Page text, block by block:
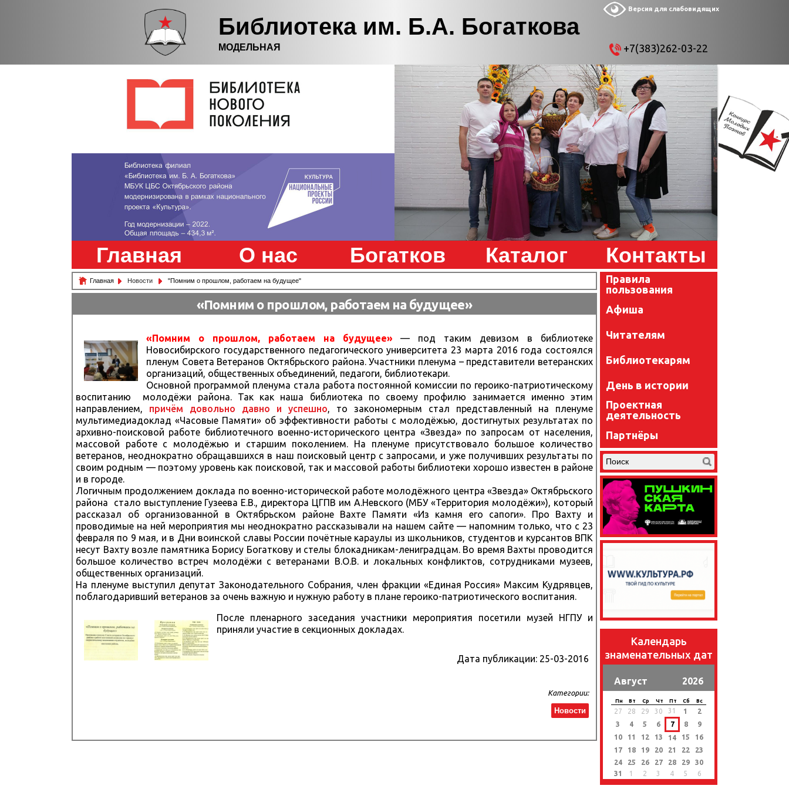
Библиотека им. Б.А. Богаткова
МОДЕЛЬНАЯ
Версия для слабовидящих
+7(383)262-03-22
Главная О нас Богатков Каталог Контакты
Главная Новости "Помним о прошлом, работаем на будущее"
«Помним о прошлом, работаем на будущее»
«Помним о прошлом, работаем на будущее» — под таким девизом в библиотеке
Новосибирского государственного педагогического университета 23 марта 2016 года состоялся
пленум Совета Ветеранов Октябрьского района. Участники пленума – представители ветеранских
организаций, общественных объединений, педагоги, библиотекари.
Основной программой пленума стала работа постоянной комиссии по героико-патриотическому
воспитанию молодёжи района. Так как наша библиотека по своему профилю занимается именно этим
направлением, причём довольно давно и успешно, то закономерным стал представленный на пленуме
мультимедиадоклад «Часовые Памяти» об эффективности работы с молодёжью, достигнутых результатах по
архивно-поисковой работе библиотечного военно-исторического центра «Звезда» по запросам от населения,
массовой работе с молодёжью и старшим поколением. На пленуме присутствовало большое количество
ветеранов, неоднократно обращавшихся в наш поисковый центр с запросами, и уже получивших результаты по
своим родным — поэтому уровень как поисковой, так и массовой работы библиотеки хорошо известен в районе
и в городе.
Логичным продолжением доклада по военно-исторической работе молодёжного центра «Звезда» Октябрьского
района стало выступление Гузеева Е.В., директора ЦГПВ им А.Невского (МБУ «Территория молодёжи»), который
рассказал об организованной в Октябрьском районе Вахте Памяти «Из камня его сапоги». Про Вахту и
проводимые на ней мероприятия мы неоднократно рассказывали на нашем сайте — напомним только, что с 23
февраля по 9 мая, и в Дни воинской славы России почётные караулы из школьников, студентов и курсантов ВПК
несут Вахту возле памятника Борису Богаткову и стелы блокадникам-лениградцам. Во время Вахты проводится
большое количество встреч молодёжи с ветеранами В.О.В. и локальных конфликтов, сотрудниками музеев,
общественных организаций.
На пленуме выступил депутат Законодательного Собрания, член фракции «Единая Россия» Максим Кудрявцев,
поблагодаривший ветеранов за очень важную и нужную работу в плане героико-патриотического воспитания.
После пленарного заседания участники мероприятия посетили музей НГПУ и
приняли участие в секционных докладах.
Дата публикации: 25-03-2016
Категории:
Новости
Правила
пользования
Афиша
Читателям
Библиотекарям
День в истории
Проектная
деятельность
Партнёры
Календарь
знаменательных дат
Август 2026
Пн Вт Ср Чт Пт Сб Вс
27 28 29 30 31 1
2
3
4 5 6 7 8
9
10
11 12 13 14 15
16
17
18 19 20 21 22
23
24
25 26 27 28 29
30
31
1 2 3 4 5 6